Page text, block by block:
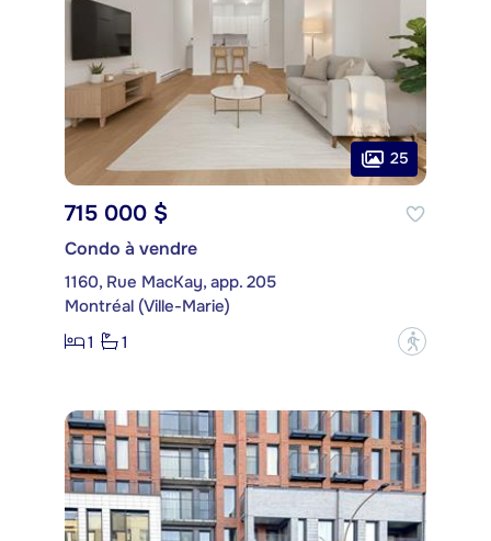
25
715 000 $
Condo à vendre
1160, Rue MacKay, app. 205
Montréal (Ville-Marie)
1
1 ?